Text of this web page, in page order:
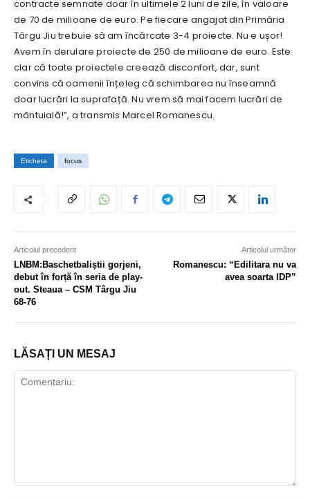
contracte semnate doar în ultimele 2 luni de zile, în valoare
de 70 de milioane de euro. Pe fiecare angajat din Primăria
Târgu Jiu trebuie să am încărcate 3-4 proiecte. Nu e ușor!
Avem în derulare proiecte de 250 de milioane de euro. Este
clar că toate proiectele creează disconfort, dar, sunt
convins că oamenii înțeleg că schimbarea nu înseamnă
doar lucrări la suprafață. Nu vrem să mai facem lucrări de
mântuială!”, a transmis Marcel Romanescu.
Eticheta focus
Articolul precedent
LNBM:Baschetbaliștii gorjeni,
debut în forță în seria de play-
out. Steaua – CSM Târgu Jiu
68-76
Articolul următor
Romanescu: “Edilitara nu va
avea soarta IDP”
LĂSAȚI UN MESAJ